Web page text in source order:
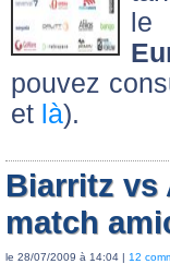
le
pouvez
et là).
Biarritz vs
match
le 28/07/2009 à 14:04 | 12